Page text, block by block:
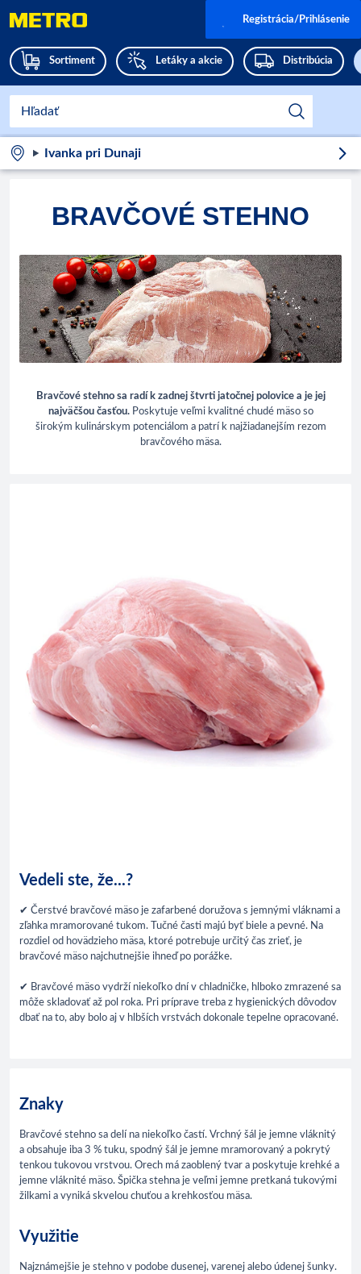
Sortiment Letáky a akcie Distribúcia
Registrácia/Prihlásenie
Ivanka pri Dunaji
BRAVČOVÉ STEHNO
Bravčové stehno sa radí k zadnej štvrti jatočnej polovice a je jej
najväčšou časťou.Poskytuje veľmi kvalitné chudé mäso so
širokým kulinárskym potenciálom a patrí k najžiadanejším rezom
bravčového mäsa.
Vedeli ste, že...?
✔ Čerstvé bravčové mäso je zafarbené doružova s jemnými vláknami a
zľahka mramorované tukom. Tučné časti majú byť biele a pevné. Na
rozdiel od hovädzieho mäsa, ktoré potrebuje určitý čas zrieť, je
bravčové mäso najchutnejšie ihneď po porážke.
✔ Bravčové mäso vydrží niekoľko dní v chladničke, hlboko zmrazené sa
môže skladovať až pol roka. Pri príprave treba z hygienických dôvodov
dbať na to, aby bolo aj v hlbších vrstvách dokonale tepelne opracované.
Znaky
Bravčové stehno sa delí na niekoľko častí. Vrchný šál je jemne vláknitý
a obsahuje iba 3 % tuku, spodný šál je jemne mramorovaný a pokrytý
tenkou tukovou vrstvou. Orech má zaoblený tvar a poskytuje krehké a
jemne vláknité mäso. Špička stehna je veľmi jemne pretkaná tukovými
žilkami a vyniká skvelou chuťou a krehkosťou mäsa.
Využitie
Najznámejšie je stehno v podobe dusenej, varenej alebo údenej šunky.